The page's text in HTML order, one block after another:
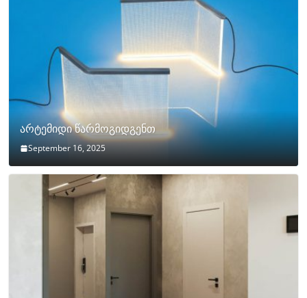
არტემიდი წარმოგიდგენთ
September 16, 2025